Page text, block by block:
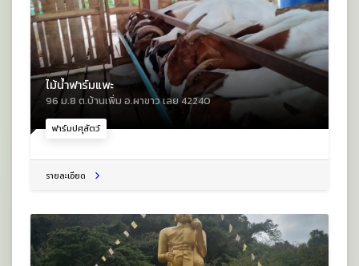
ฟาร์มปศุสัตว์
ไม้น้ำฟาร์มแพะ
96 ม.8 ต.บ้านเพิ่ม อ.ผาขาว เลย 42240
รายละเอียด